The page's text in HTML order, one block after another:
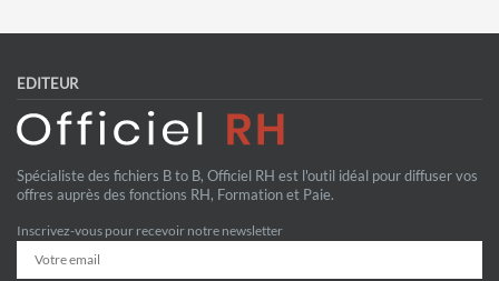
EDITEUR
Spécialiste des fichiers B to B, Officiel RH est l'outil idéal pour diffuser vos
offres auprès des fonctions RH, Formation et Paie.
Inscrivez-vous pour recevoir notre newsletter